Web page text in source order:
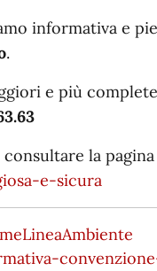
informativa e
.
e più
la pagina
e-sicura